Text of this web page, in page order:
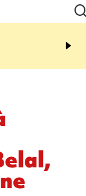
- un courrier